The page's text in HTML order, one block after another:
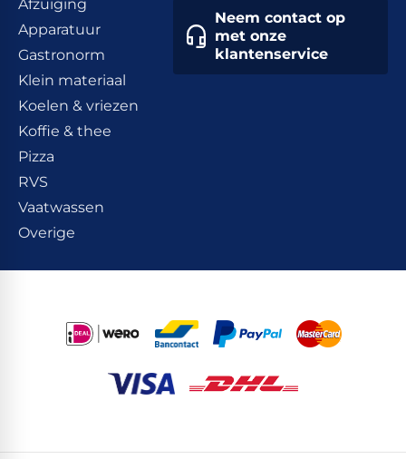
Afzuiging
Apparatuur
Gastronorm
Klein materiaal
Koelen & vriezen
Koffie & thee
Pizza
RVS
Vaatwassen
Overige
Neem contact op
met onze
klantenservice